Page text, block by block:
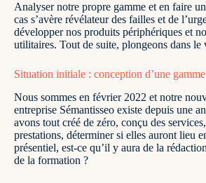
Analyser notre propre gamme et en faire
cas s’avère révélateur des failles et de
développer nos produits périphériques et
utilitaires. Tout de suite, plongeons dans le
Situation initiale : conception d’une
Nous sommes en février 2022 et notre
entreprise Sémantisseo existe depuis une
avons tout créé de zéro, conçu des
prestations, déterminer si elles auront lieu
présentiel, est-ce qu’il y aura de la
de la formation ?